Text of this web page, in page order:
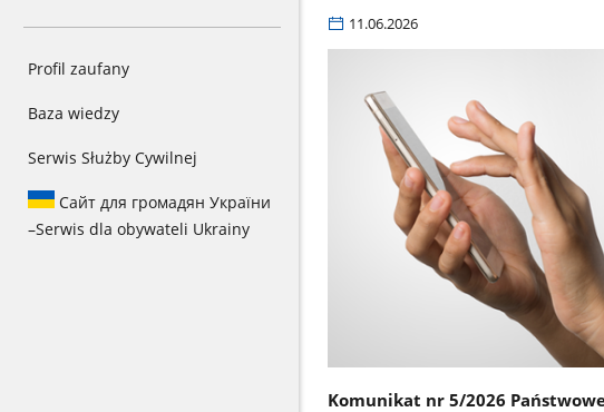
Profil zaufany
Baza wiedzy
Serwis Służby Cywilnej
Сайт для громадян України
–Serwis dla obywateli Ukrainy
11.06.2026
Komunikat nr 5/2026